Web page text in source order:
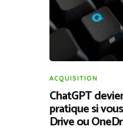
ACQUISITION
ChatGPT
pratique si
Drive ou